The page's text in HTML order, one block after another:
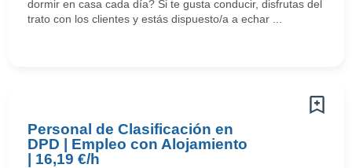
dormir en casa cada día? Si te gusta conducir, disfrutas del
trato con los clientes y estás dispuesto/a a echar ...
Personal de Clasificación en
DPD | Empleo con Alojamiento
| 16,19 €/h